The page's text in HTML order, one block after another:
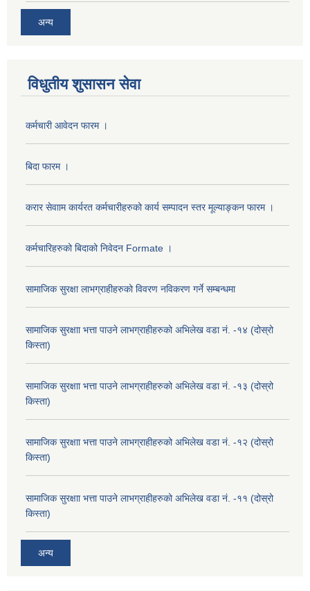
अन्य
विधुतीय शुसासन सेवा
कर्मचारी आवेदन फारम ।
बिदा फारम ।
करार सेवााम कार्यरत कर्मचारीहरुको कार्य सम्पादन स्तर मूल्याङ्कन फारम ।
कर्मचारिहरुको बिदाको निवेदन Formate ।
सामाजिक सुरक्षा लाभग्राहीहरुको विवरण नविकरण गर्ने सम्बन्धमा
सामाजिक सुरक्षाा भत्ता पाउने लाभग्राहीहरुको अभिलेख वडा नं. -१४ (दोस्रो
किस्ता)
सामाजिक सुरक्षाा भत्ता पाउने लाभग्राहीहरुको अभिलेख वडा नं. -१३ (दोस्रो
किस्ता)
सामाजिक सुरक्षाा भत्ता पाउने लाभग्राहीहरुको अभिलेख वडा नं. -१२ (दोस्रो
किस्ता)
सामाजिक सुरक्षाा भत्ता पाउने लाभग्राहीहरुको अभिलेख वडा नं. -११ (दोस्रो
किस्ता)
अन्य